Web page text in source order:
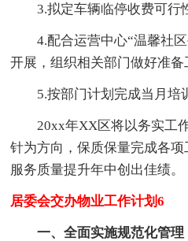
3.拟定车辆临停收费可行
4.配合运营中心“温馨社区
开展，组织相关部门做好准备
5.按部门计划完成当月培
20xx年XX区将以务实工作
针为方向，保质保量完成各
服务质量提升年中创出佳绩。
居委会交办物业工作计划6
一、全面实施规范化管理